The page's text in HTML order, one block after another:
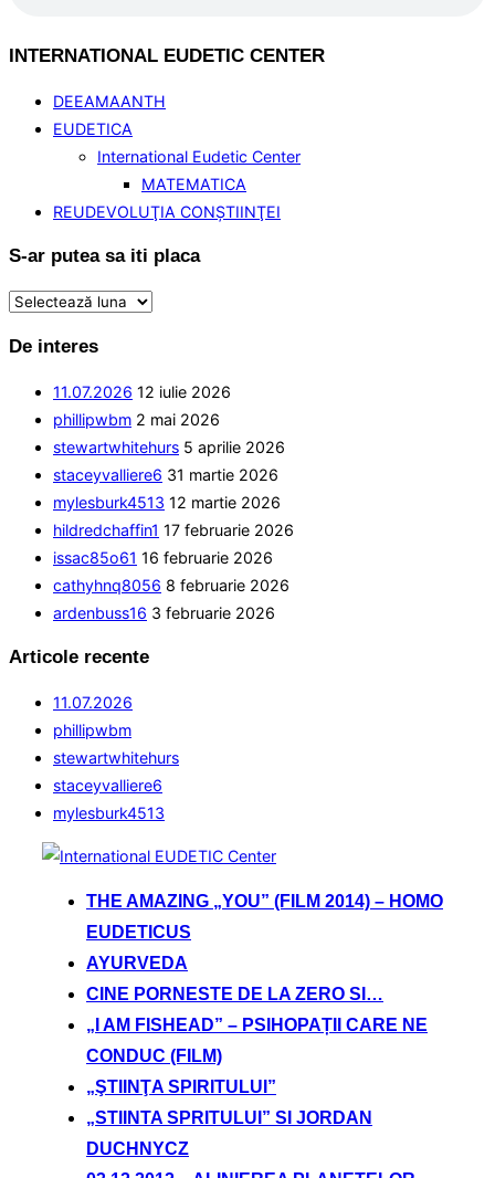
INTERNATIONAL EUDETIC CENTER
DEEAMAANTH
EUDETICA
International Eudetic Center
MATEMATICA
REUDEVOLUŢIA CONŞTIINŢEI
S-ar putea sa iti placa
S-
putea
De interes
11.07.2026 12 iulie 2026
phillipwbm 2 mai 2026
stewartwhitehurs 5 aprilie 2026
staceyvalliere6 31 martie 2026
mylesburk4513 12 martie 2026
hildredchaffin1 17 februarie 2026
issac85o61 16 februarie 2026
cathyhnq8056 8 februarie 2026
ardenbuss16 3 februarie 2026
Articole recente
11.07.2026
phillipwbm
stewartwhitehurs
staceyvalliere6
mylesburk4513
THE AMAZING „YOU” (FILM 2014) – HOMO
EUDETICUS
AYURVEDA
CINE PORNESTE DE LA ZERO SI…
„I AM FISHEAD” – PSIHOPAȚII CARE NE
CONDUC (FILM)
„ŞTIINŢA SPIRITULUI”
„STIINTA SPRITULUI” SI JORDAN
DUCHNYCZ